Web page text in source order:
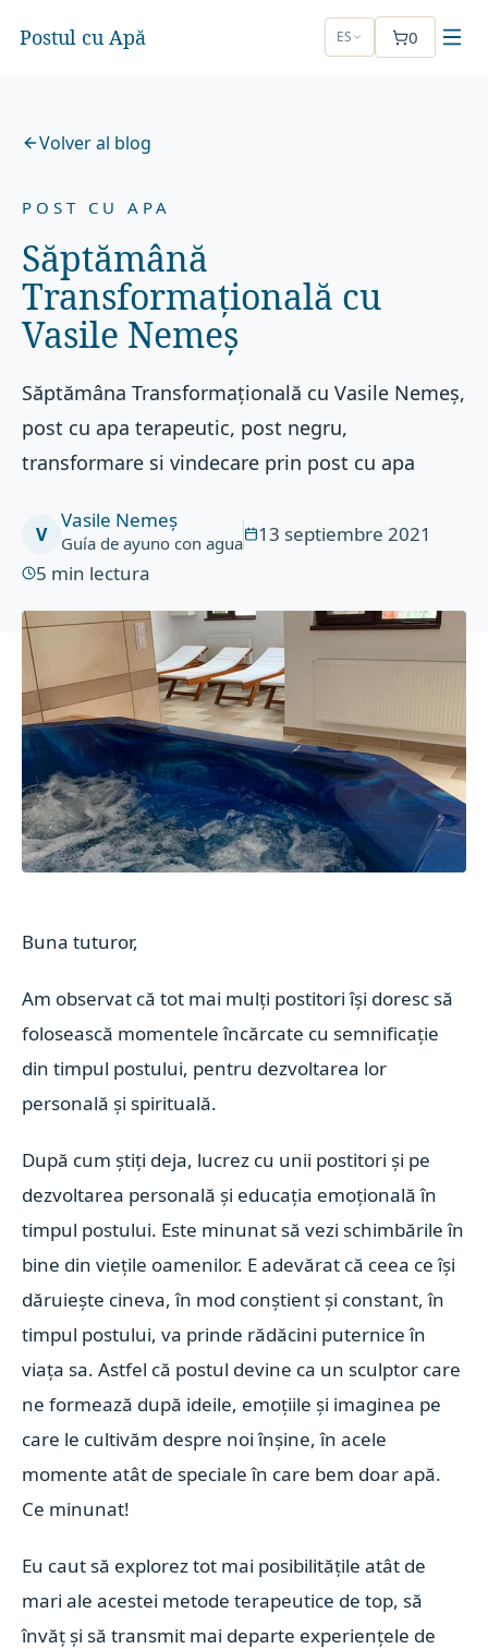
Postul cu Apă ES 0
Volver al blog
POST CU APA
Săptămână
Transformațională cu
Vasile Nemeș
Săptămâna Transformațională cu Vasile Nemeș,
post cu apa terapeutic, post negru,
transformare si vindecare prin post cu apa
V
Vasile Nemeș
Guía de ayuno con agua
13 septiembre 2021
5 min lectura
Buna tuturor,
Am observat că tot mai mulți postitori își doresc să
folosească momentele încărcate cu semnificație
din timpul postului, pentru dezvoltarea lor
personală și spirituală.
După cum știți deja, lucrez cu unii postitori și pe
dezvoltarea personală și educația emoțională în
timpul postului. Este minunat să vezi schimbările în
bine din viețile oamenilor. E adevărat că ceea ce își
dăruiește cineva, în mod conștient și constant, în
timpul postului, va prinde rădăcini puternice în
viața sa. Astfel că postul devine ca un sculptor care
ne formează după ideile, emoțiile și imaginea pe
care le cultivăm despre noi înșine, în acele
momente atât de speciale în care bem doar apă.
Ce minunat!
Eu caut să explorez tot mai posibilitățile atât de
mari ale acestei metode terapeutice de top, să
învăț și să transmit mai departe experiențele de